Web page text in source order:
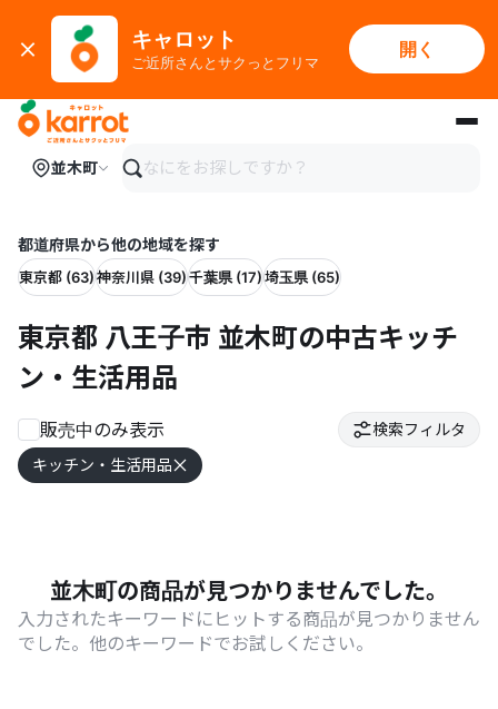
キャロット
ご近所さんとサクっとフリマ
開く
メインコンテンツにスキップ
並木町
都道府県から他の地域を探す
東京都 (63)神奈川県 (39)千葉県 (17)埼玉県 (65)
東京都 八王子市 並木町の中古キッチ
ン・生活用品
販売中のみ表示
キッチン・生活用品
検索フィルタ
並木町の商品が見つかりませんでした。
入力されたキーワードにヒットする商品が見つかりません
でした。他のキーワードでお試しください。